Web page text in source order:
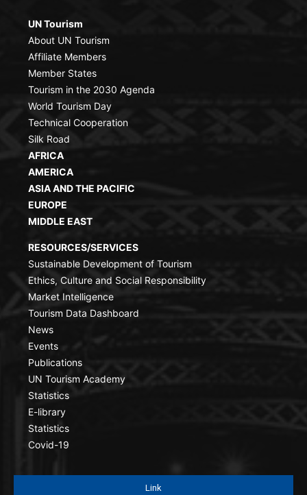
UN Tourism
About UN Tourism
Affiliate Members
Member States
Tourism in the 2030 Agenda
World Tourism Day
Technical Cooperation
Silk Road
AFRICA
AMERICA
ASIA AND THE PACIFIC
EUROPE
MIDDLE EAST
RESOURCES/SERVICES
Sustainable Development of Tourism
Ethics, Culture and Social Responsibility
Market Intelligence
Tourism Data Dashboard
News
Events
Publications
UN Tourism Academy
Statistics
E-library
Statistics
Covid-19
Link